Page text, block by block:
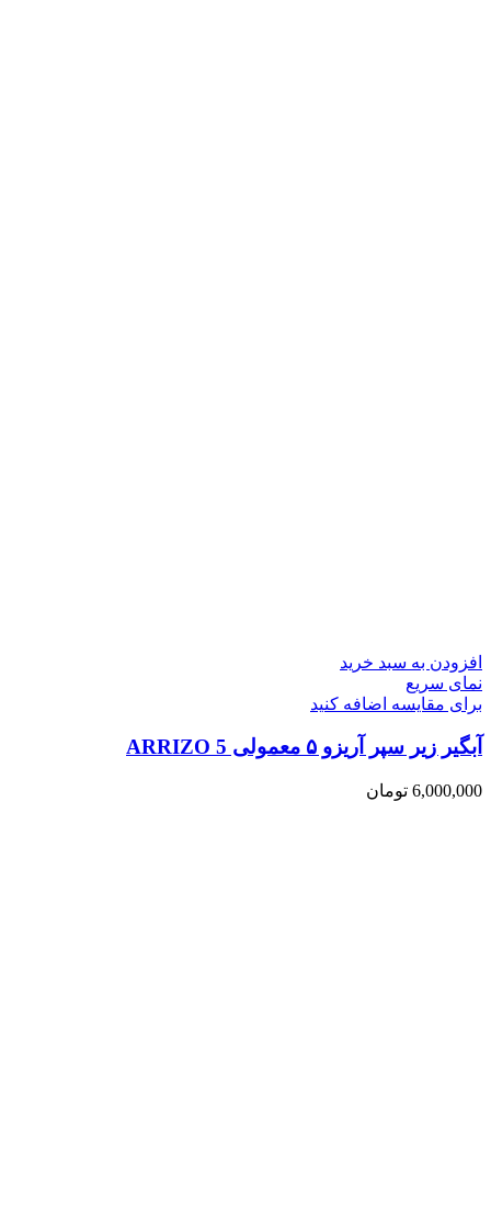
افزودن به سبد خرید
نمای سریع
برای مقایسه اضافه کنید
آبگیر زیر سپر آریزو ۵ معمولی ARRIZO 5
6,000,000 تومان